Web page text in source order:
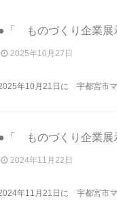
「 ものづくり企業
2025年10月27日
年10月21日に 宇都宮市
「 ものづくり企業
2024年11月22日
年11月21日に 宇都宮市